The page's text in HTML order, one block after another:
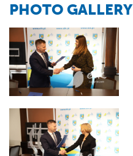
PHOTO GALLERY